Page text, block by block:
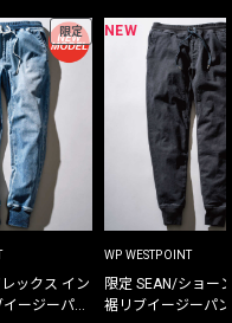
限定
ックス イン
ージーパン
NEW
WP WESTPOINT
限定 SEAN/ショー
裾リブイージーパ